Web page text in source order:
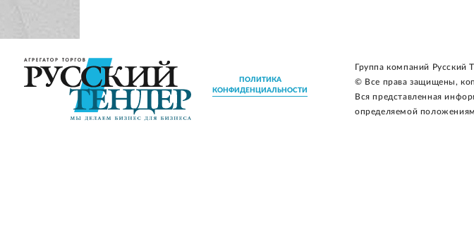
ПОЛИТИКА
КОНФИДЕНЦИАЛЬНОСТИ
Группа компаний Русский
© Все права защищены,
Вся представленная
определяемой